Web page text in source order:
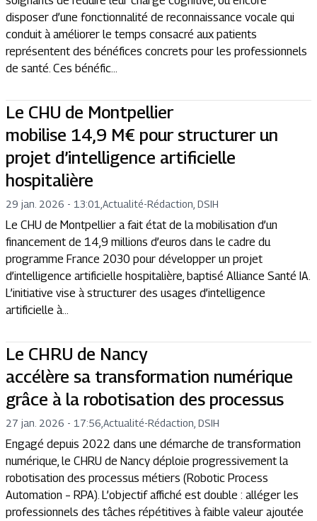
disposer d’une fonctionnalité de reconnaissance vocale qui
conduit à améliorer le temps consacré aux patients
représentent des bénéfices concrets pour les professionnels
de santé. Ces bénéfic...
Le CHU de Montpellier
mobilise 14,9 M€ pour structurer un
projet d’intelligence artificielle
hospitalière
29 jan. 2026 - 13:01,Actualité-Rédaction, DSIH
Le CHU de Montpellier a fait état de la mobilisation d’un
financement de 14,9 millions d’euros dans le cadre du
programme France 2030 pour développer un projet
d’intelligence artificielle hospitalière, baptisé Alliance Santé IA.
L’initiative vise à structurer des usages d’intelligence
artificielle à...
Le CHRU de Nancy
accélère sa transformation numérique
grâce à la robotisation des processus
27 jan. 2026 - 17:56,Actualité-Rédaction, DSIH
Engagé depuis 2022 dans une démarche de transformation
numérique, le CHRU de Nancy déploie progressivement la
robotisation des processus métiers (Robotic Process
Automation – RPA). L’objectif affiché est double : alléger les
professionnels des tâches répétitives à faible valeur ajoutée